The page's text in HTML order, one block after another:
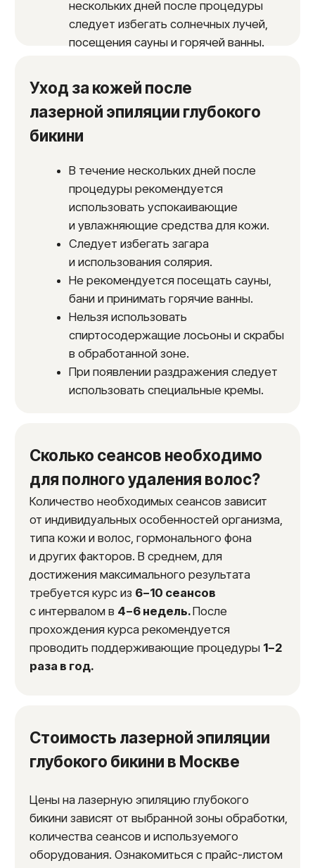
особенности каждого клиента и
разрабатываем индивидуальную
программу лазерной эпиляции.
Безопасность.Мы строго
Комфорт.Мы создаем комфортную
атмосферу в клинике, чтобы наши
клиенты чувствовали себя
максимально расслабленно.
Доступные цены.
Акции и скидки.У нас регулярно
проходят акции и действуют скидки на
Результаты пациентов
До